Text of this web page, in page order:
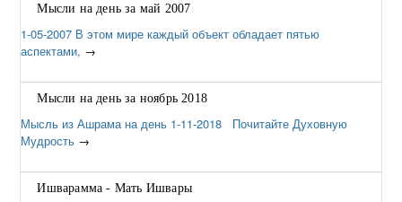
Мысли на день за май 2007
1-05-2007 В этом мире каждый объект обладает пятью
аспектами, →
Мысли на день за ноябрь 2018
Мысль из Ашрама на день 1-11-2018 Почитайте Духовную
Мудрость →
Ишварамма - Мать Ишвары